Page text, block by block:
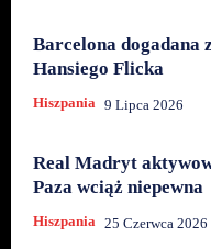
Barcelona dogadana
Hansiego Flicka
Hiszpania 9 Lipca 2026
Real Madryt
Paza wciąż niepewna
Hiszpania 25 Czerwca 2026